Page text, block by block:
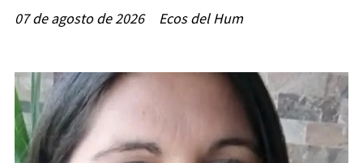
Ecos del Hum
07 de agosto de 2026